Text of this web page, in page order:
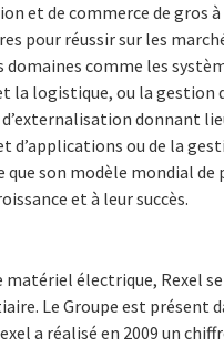
et de commerce de
pour réussir sur les
comme les
logistique, ou la gestion
donnant
d’applications ou de la
que son modèle mondial
et à leur succès.
matériel électrique, Rexel
Le Groupe est présent
a réalisé en 2009 un